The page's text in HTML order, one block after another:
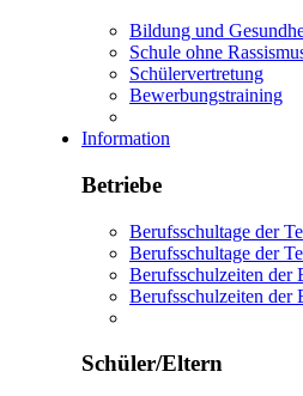
Bildung und
Schule ohne
Schülervertretung
Bewerbungstraining
Information
Betriebe
Berufsschultage der
Berufsschultage der
Berufsschulzeiten der
Berufsschulzeiten der
Schüler/Eltern